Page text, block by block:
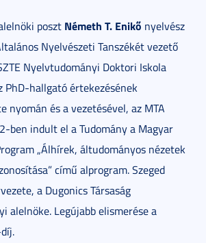
poszt Németh T. Enikő nyelvész
Nyelvészeti Tanszékét vezető
Nyelvtudományi Doktori Iskola
PhD-hallgató értekezésének
nyomán és a vezetésével, az MTA
ben indult el a Tudomány a Magyar
„Álhírek, áltudományos nézetek
című alprogram. Szeged
a Dugonics Társaság
alelnöke. Legújabb elismerése a